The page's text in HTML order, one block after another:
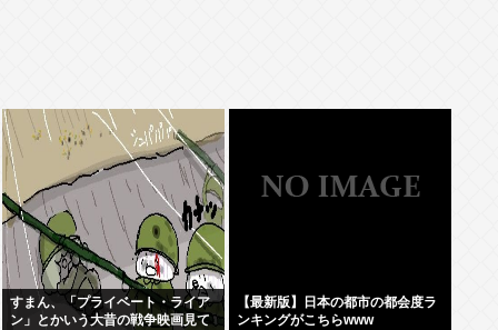
すまん、「プライベート・ライア
ン」とかいう大昔の戦争映画見て
【最新版】日本の都市の都会度ラ
ンキングがこちらwww